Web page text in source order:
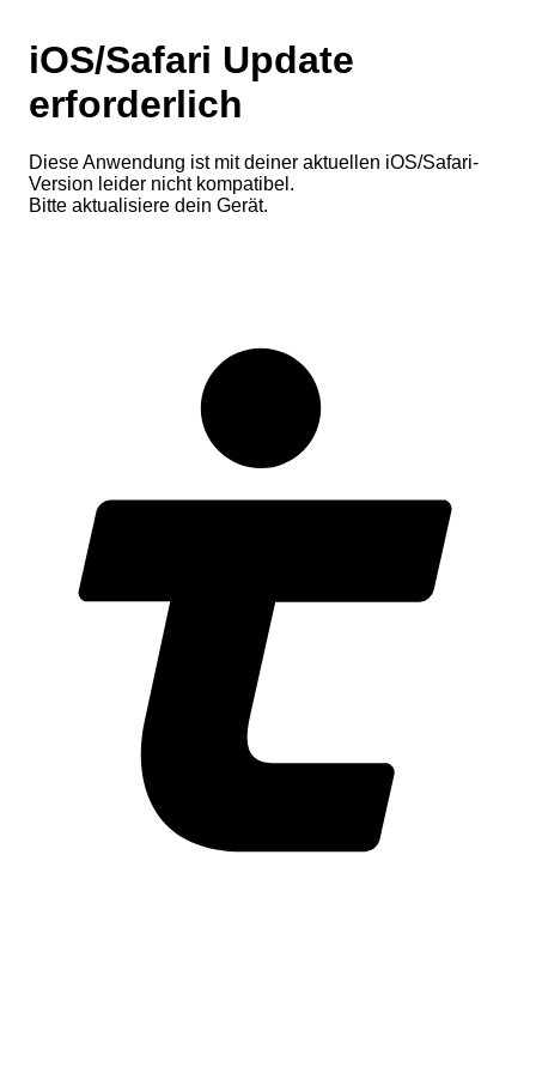
iOS/Safari Update
erforderlich
Diese Anwendung ist mit deiner aktuellen iOS/Safari-
Version leider nicht kompatibel.
Bitte aktualisiere dein Gerät.